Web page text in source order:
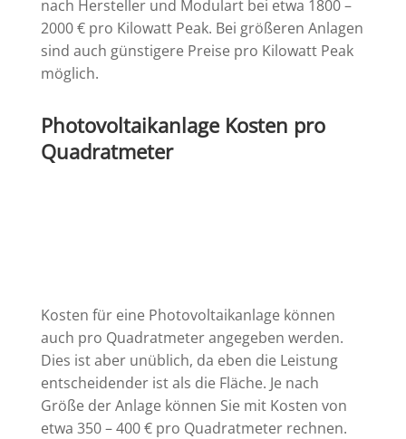
nach Hersteller und Modulart bei etwa 1800 –
2000 €pro Kilowatt Peak. Bei größeren Anlagen
sind auch günstigere Preise pro Kilowatt Peak
möglich.
Photovoltaikanlage Kosten pro
Quadratmeter
Kosten für eine Photovoltaikanlage können
auch pro Quadratmeter angegeben werden.
Dies ist aber unüblich, da eben die Leistung
entscheidender ist als die Fläche. Je nach
Größe der Anlage können Sie mit Kosten von
etwa 350 – 400 € pro Quadratmeter rechnen.